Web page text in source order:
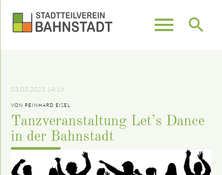
menu search
03.03.2023 14:18
VON REINHARD EISEL
Tanzveranstaltung Let’s Dance
in der Bahnstadt